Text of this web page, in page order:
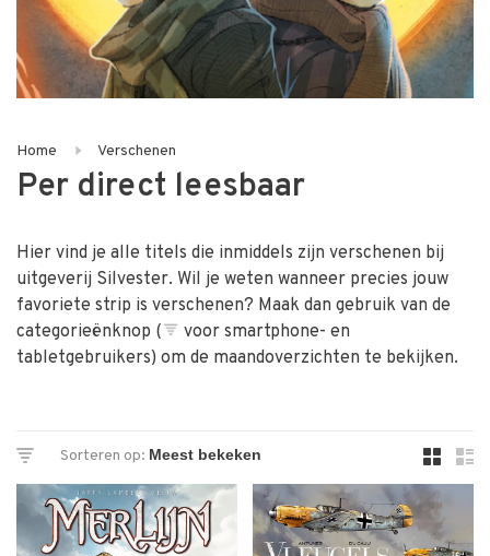
Home Verschenen
Per direct leesbaar
Hier vind je alle titels die inmiddels zijn verschenen bij
uitgeverij Silvester. Wil je weten wanneer precies jouw
favoriete strip is verschenen? Maak dan gebruik van de
categorieënknop (
voor smartphone- en
tabletgebruikers) om de maandoverzichten te bekijken.
Sorteren op: